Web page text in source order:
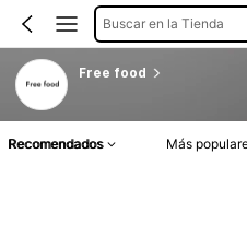
Buscar en la Tienda
Free food
Recomendados Más